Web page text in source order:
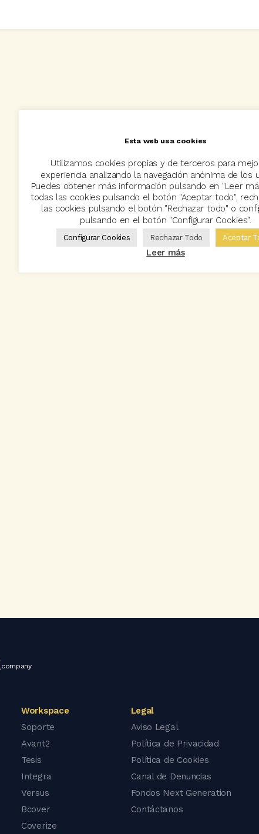
company
Workspace
Soporte
Avant2
Tesis
Integra
Versus
Bcover
Coverize
Legal
Aviso Legal
Política de Privacidad
Política de Cookies
Canal de Denuncias
Fondos Next Generation
Contáctanos
Esta web usa cookies
Utilizamos cookies propias y de terceros para
experiencia analizando la navegación anónima de los
Puedes obtener más información pulsando en "Leer
todas las cookies pulsando el botón "Aceptar todo",
las cookies pulsando el botón "Rechazar todo" o
pulsando en el botón "Configurar Cookies".
Configurar Cookies Rechazar Todo Aceptar
Leer más